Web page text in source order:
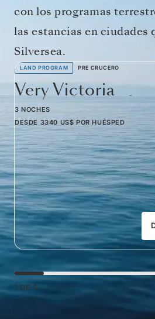
con los programas
las estancias en ciudades
Silversea.
LAND PROGRAM PRE CRUCERO
Very Victoria
3 NOCHES
DESDE 3340 US$ POR HUÉSPED
1 DE 5